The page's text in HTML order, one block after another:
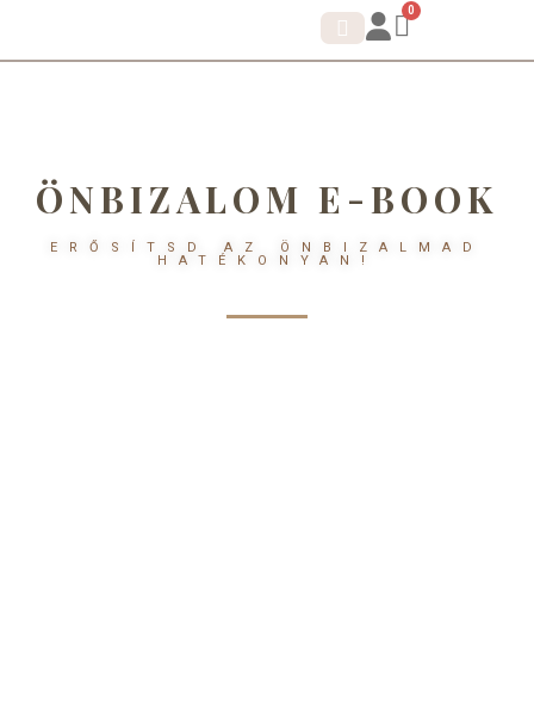
0
ÖNBIZALOM E-BOOK
ERŐSÍTSD AZ ÖNBIZALMAD
HATÉKONYAN!